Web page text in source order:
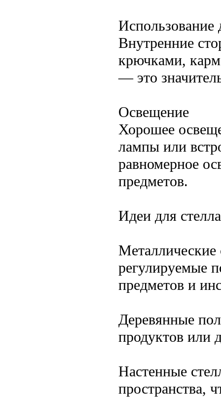
Использование
Внутренние
крючками,
— это
Освещение
Хорошее
лампы или
равномерное
предметов.
Идеи для
Металлические
регулируемые
предметов и
Деревянные
продуктов или
Настенные
пространства,